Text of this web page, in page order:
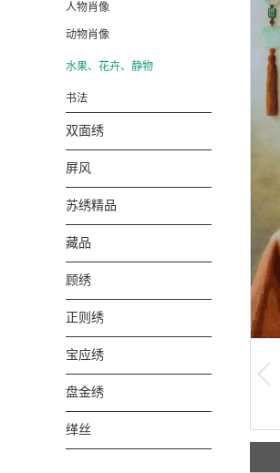
人物肖像
动物肖像
水果、花卉、静物
书法
双面绣
屏风
苏绣精品
藏品
顾绣
正则绣
宝应绣
盘金绣
缂丝